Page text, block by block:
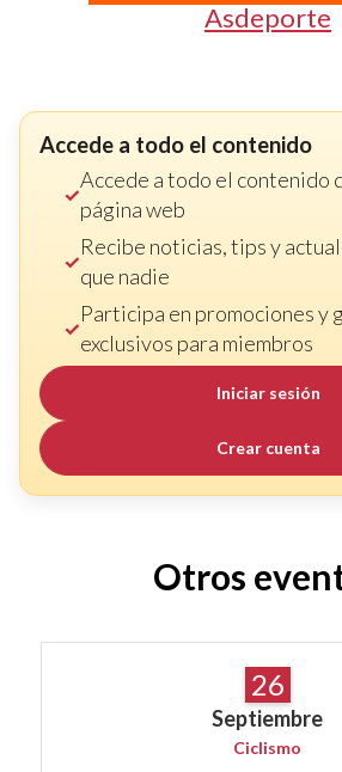
Asdeporte
Accede a todo el contenido
Accede a todo el contenido
página web
Recibe noticias, tips y
que nadie
Participa en promociones y
exclusivos para miembros
Iniciar sesión
Crear cuenta
Otros
26
Septiembre
Ciclismo